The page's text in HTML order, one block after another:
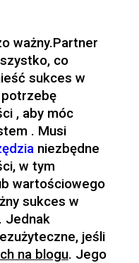
ważny.Partner
co
sukces w
, aby móc
. Musi
niezbędne
w tym
wartościowego
sukces w
Jednak
jeśli
na blogu. Jego